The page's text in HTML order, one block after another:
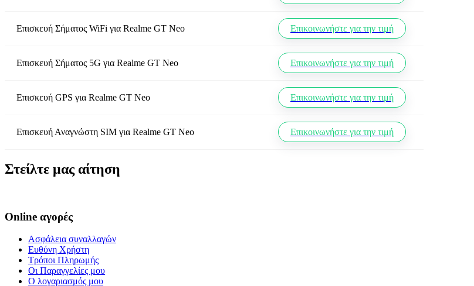
Επισκευή Σήματος WiFi για Realme GT Neo Επικοινωνήστε για την τιμή
Επισκευή Σήματος 5G για Realme GT Neo Επικοινωνήστε για την τιμή
Επισκευή GPS για Realme GT Neo Επικοινωνήστε για την τιμή
Επισκευή Αναγνώστη SIM για Realme GT Neo Επικοινωνήστε για την τιμή
Στείλτε μας αίτηση
Online αγορές
Ασφάλεια συναλλαγών
Ευθύνη Χρήστη
Τρόποι Πληρωμής
Οι Παραγγελίες μου
Ο λογαριασμός μου